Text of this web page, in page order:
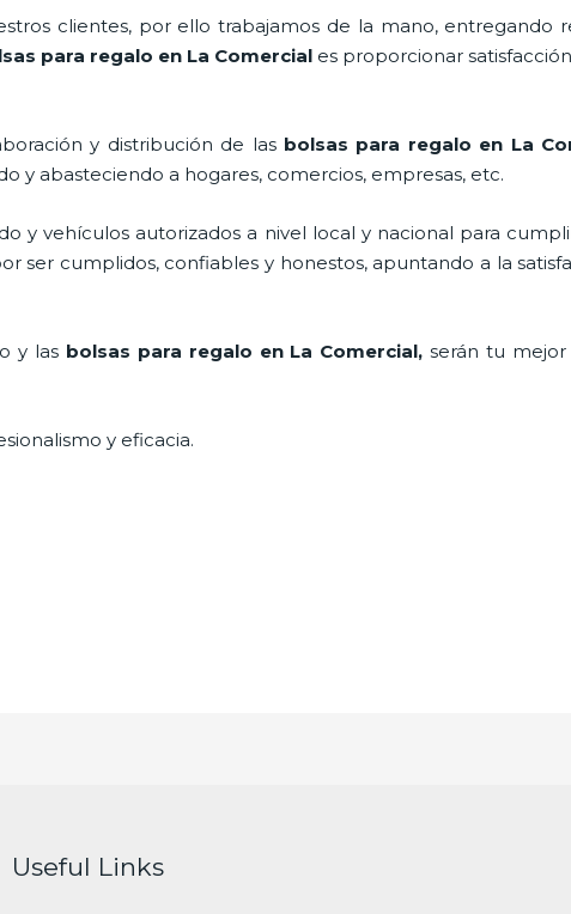
clientes, por ello trabajamos de la mano, entregando
para regalo en La Comercial es proporcionar
y distribución de las bolsas para regalo en La
y abasteciendo a hogares, comercios, empresas, etc.
y vehículos autorizados a nivel local y nacional para
ser cumplidos, confiables y honestos, apuntando a la
y las bolsas para regalo en La Comercial,serán tu
y eficacia.
Useful Links